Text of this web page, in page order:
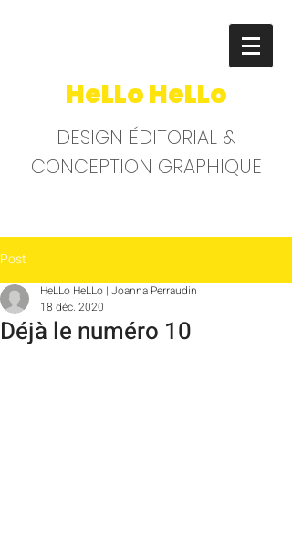
HeLLo HeLLo
DESIGN ÉDITORIAL &
CONCEPTION GRAPHIQUE
Post
Déjà le numéro 10
HeLLo HeLLo | Joanna Perraudin
18 déc. 2020